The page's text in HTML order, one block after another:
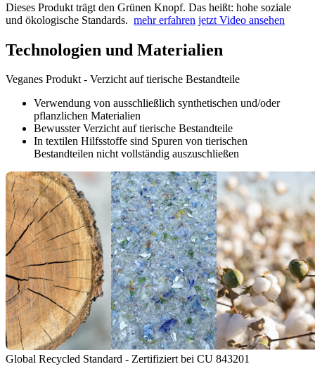
Dieses Produkt trägt den Grünen Knopf. Das heißt: hohe soziale
und ökologische Standards. mehr erfahren jetzt Video ansehen
Technologien und Materialien
Veganes Produkt - Verzicht auf tierische Bestandteile
Verwendung von ausschließlich synthetischen und/oder
pflanzlichen Materialien
Bewusster Verzicht auf tierische Bestandteile
In textilen Hilfsstoffe sind Spuren von tierischen
Bestandteilen nicht vollständig auszuschließen
Global Recycled Standard - Zertifiziert bei CU 843201